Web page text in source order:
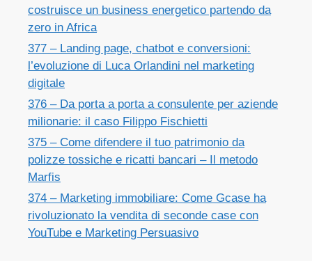
costruisce un business energetico partendo da
zero in Africa
377 – Landing page, chatbot e conversioni:
l’evoluzione di Luca Orlandini nel marketing
digitale
376 – Da porta a porta a consulente per aziende
milionarie: il caso Filippo Fischietti
375 – Come difendere il tuo patrimonio da
polizze tossiche e ricatti bancari – Il metodo
Marfis
374 – Marketing immobiliare: Come Gcase ha
rivoluzionato la vendita di seconde case con
YouTube e Marketing Persuasivo